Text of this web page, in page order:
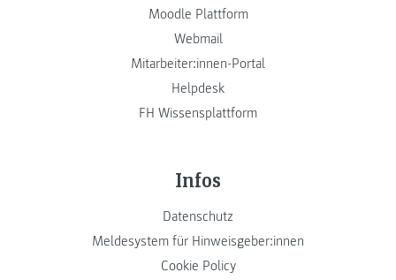
Moodle Plattform
Webmail
Mitarbeiter:innen-Portal
Helpdesk
FH Wissensplattform
Infos
Datenschutz
Meldesystem für Hinweisgeber:innen
Cookie Policy